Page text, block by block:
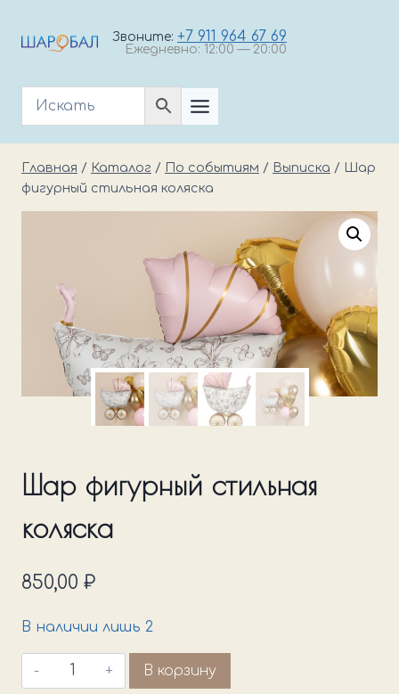
Звоните: +7 911 964 67 69
Ежедневно: 12:00 — 20:00
Главная / Каталог / По событиям / Выписка /
Шар
фигурный стильная коляска
Шар фигурный стильная
коляска
850,00 ₽
В наличии лишь 2
Количество
товара
В корзину